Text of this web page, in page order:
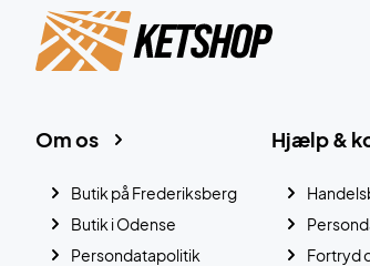
Hjælp &
Fortryd
Om os
Butik på Frederiksberg
Butik i Odense
Persondatapolitik